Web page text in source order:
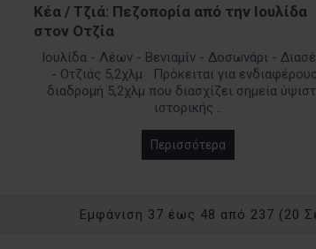
Κέα / Τζιά: Πεζοπορία από την Ιουλίδα
στον Οτζία
Ιουλίδα - Λέων - Βενιαμίν - Δοσωνάρι -
- Οτζιάς 5,2χλμ Πρόκειται για
διαδρομή 5,2χλμ που διασχίζει σημεία
ιστορικής ..
Περισσότερα
Εμφάνιση 37 έως 48 από 237 (20